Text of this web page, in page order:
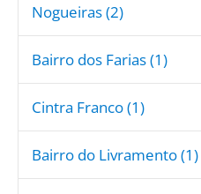
Nogueiras (2)
Bairro dos Farias (1)
Cintra Franco (1)
Bairro do Livramento (1)